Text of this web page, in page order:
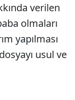
verilen
olmaları
yapılması
usul ve